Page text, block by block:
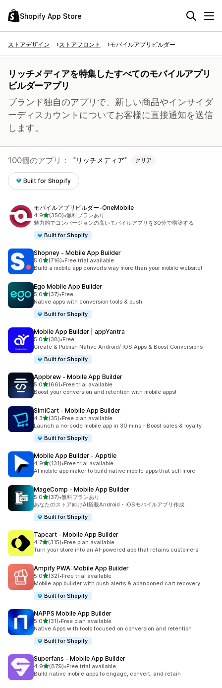
Shopify App Store
ストアデザイン ストアフロント モバイルアプリビルダー
リッチメディアを特集したすべてのモバイルアプリ
ビルダーアプリ
ブランド独自のアプリで、新しい商品やインサイダ
ーディスカウントについてお客様に直接通知を送信
します。
100個のアプリ： リッチメディア クリア
Built for Shopify
モバイルアプリビルダー‑OneMobile
4.95つ星中
(350)
合計レビュー数：350件
•無料プランあり
魅力的でコンバージョンの高いモバイルアプリを30分で構築する
Built for Shopify
Shopney ‑ Mobile App Builder
5.05つ星中
(716)
合計レビュー数：716件
•Free trial available
Build a mobile app converts way more than your mobile website!
Ego Mobile App Builder
5.05つ星中
(37)
合計レビュー数：37件
•Free
Native apps with conversion tools & push
Built for Shopify
Mobile App Builder | appYantra
5.05つ星中
(38)
合計レビュー数：38件
•Free
Create & Publish Native Android/ IOS Apps & Boost Conversions
Built for Shopify
Appbrew ‑ Mobile App Builder
5.05つ星中
(66)
合計レビュー数：66件
•Free trial available
Boost your conversion and retention with mobile apps!
SimiCart ‑ Mobile App Builder
4.35つ星中
(35)
合計レビュー数：35件
•Free plan available
Launch a no-code mobile app in 30 mins - Boost sales & loyalty
Built for Shopify
Mobile App Builder ‑ Apptile
4.95つ星中
(131)
合計レビュー数：131件
•Free trial available
AI mobile app maker to build native mobile apps that sell more
MageComp ‑ Mobile App Builder
5.05つ星中
(37)
合計レビュー数：37件
•無料プランあり
あなたのストア向けAI搭載Android・iOSモバイルアプリ作成
Built for Shopify
Tapcart ‑ Mobile App Builder
4.75つ星中
(315)
合計レビュー数：315件
•Free plan available
Turn your store into an AI-powered app that retains customers.
Ampify PWA: Mobile App Builder
5.05つ星中
(32)
合計レビュー数：32件
•Free trial available
Mobile app builder with push alerts & abandoned cart recovery
Built for Shopify
NAPPS Mobile App Builder
5.05つ星中
(31)
合計レビュー数：31件
•Free plan available
Native Apps with tools focused on conversion and retention
Built for Shopify
Superfans ‑ Mobile App Builder
4.95つ星中
(879)
合計レビュー数：879件
•Free trial available
Build native mobile apps to engage, convert, and retain